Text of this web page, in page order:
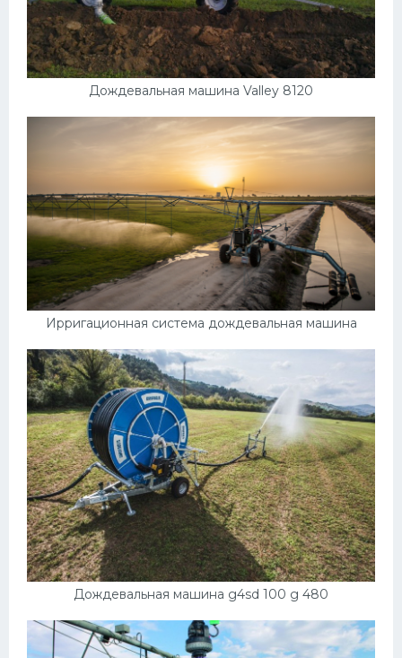
Дождевальная машина Valley 8120
Ирригационная система дождевальная машина
Дождевальная машина g4sd 100 g 480